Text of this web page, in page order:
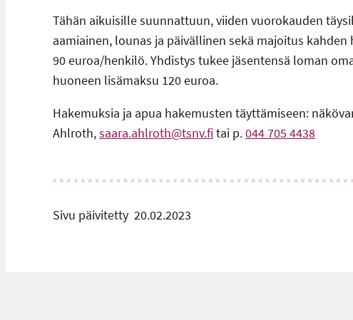
Tähän aikuisille suunnattuun, viiden vuorokauden
aamiainen, lounas ja päivällinen sekä majoitus
90 euroa/henkilö. Yhdistys tukee jäsentensä loman
huoneen lisämaksu 120 euroa.
Hakemuksia ja apua hakemusten täyttämiseen:
Ahlroth,saara.ahlroth@tsnv.fitai p.044 705 4438
Sivu päivitetty 20.02.2023